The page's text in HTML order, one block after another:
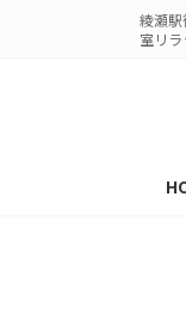
綾瀬
室リ